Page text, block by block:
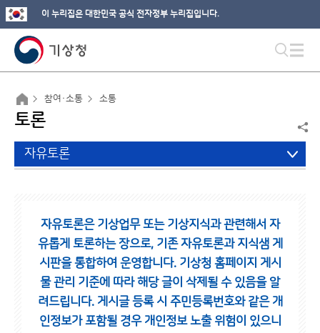
이 누리집은 대한민국 공식 전자정부 누리집입니다.
참여·소통 소통
토론
자유토론
자유토론은 기상업무 또는 기상지식과 관련해서 자
유롭게 토론하는 장으로, 기존 자유토론과 지식샘 게
시판을 통합하여 운영합니다. 기상청 홈페이지 게시
물 관리 기준에 따라 해당 글이 삭제될 수 있음을 알
려드립니다. 게시글 등록 시 주민등록번호와 같은 개
인정보가 포함될 경우 개인정보 노출 위험이 있으니